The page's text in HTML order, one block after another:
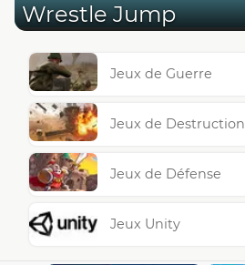
Wrestle Jump
Jeux de Guerre
Jeux de Destruction
Jeux de Défense
Jeux Unity